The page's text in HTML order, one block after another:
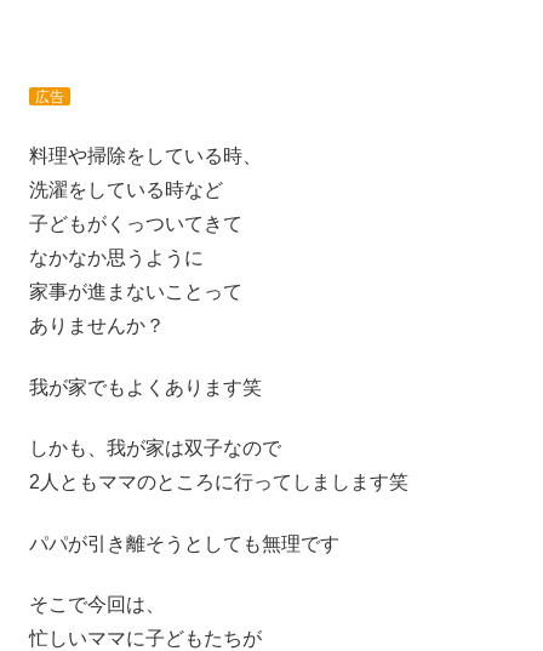
広告
料理や掃除をしている時、
洗濯をしている時など
子どもがくっついてきて
なかなか思うように
家事が進まないことって
ありませんか？
我が家でもよくあります笑
しかも、我が家は双子なので
2人ともママのところに行ってしまします笑
パパが引き離そうとしても無理です
そこで今回は、
忙しいママに子どもたちが